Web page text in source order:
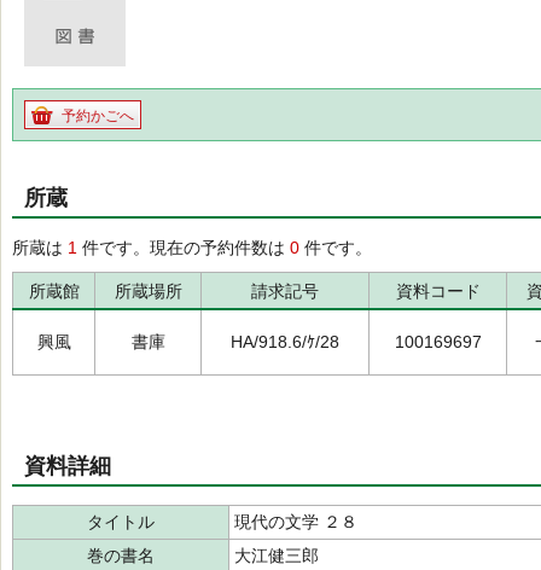
予約かごへ
所蔵
所蔵は 1 件です。現在の予約件数は 0 件です。
所蔵館 所蔵場所 請求記号 資料コード
興風 書庫 HA/918.6/ｹ/28 100169697
資料詳細
タイトル
現代の文学 ２８
巻の書名
大江健三郎